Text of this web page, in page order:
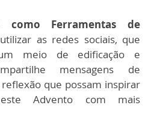
como Ferramentas de
as redes sociais, que
meio de edificação e
mensagens de
que possam inspirar
Advento com mais